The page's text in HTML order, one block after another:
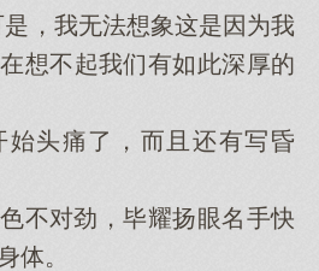
，我无法想象这是因为我
想不起我们有如此深厚的
头痛了，而且还有写昏
对劲，毕耀扬眼名手快
体。